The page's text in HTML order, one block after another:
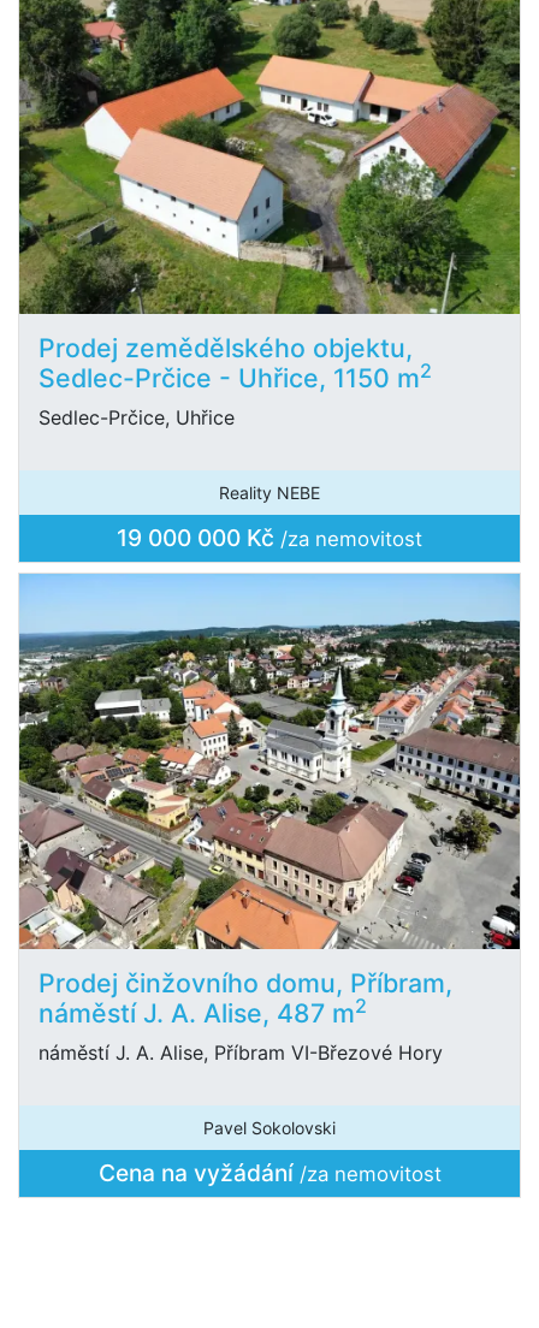
Prodej zemědělského objektu,
Sedlec-Prčice - Uhřice, 1150 m2
Sedlec-Prčice, Uhřice
Reality NEBE
19 000 000 Kč /za nemovitost
Prodej činžovního domu, Příbram,
náměstí J. A. Alise, 487 m2
náměstí J. A. Alise, Příbram VI-Březové Hory
Pavel Sokolovski
Cena na vyžádání /za nemovitost